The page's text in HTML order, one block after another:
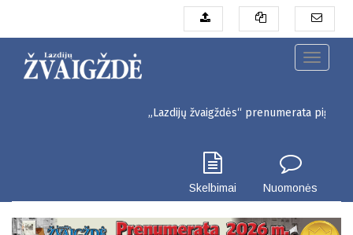
pagrindinį
Toggle
„Lazdijų žvaigždės“ prenumerata pigiau.
Skelbimai Nuomonės